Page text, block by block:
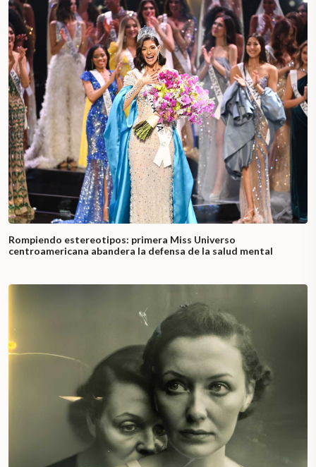
Rompiendo estereotipos: primera Miss Universo
centroamericana abandera la defensa de la salud mental